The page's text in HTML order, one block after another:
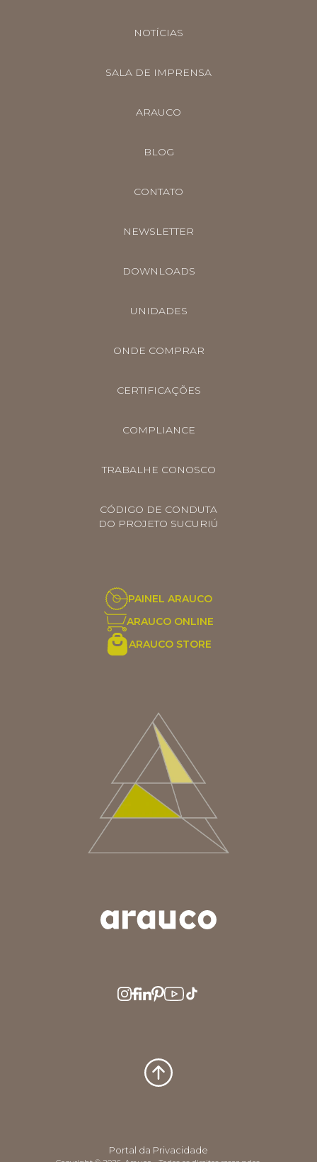
AUS/NZ
COLOMBIA
MÉXICO
CENTRO AMERICA
NOTÍCIAS
SALA DE IMPRENSA
ARAUCO
BLOG
CONTATO
NEWSLETTER
DOWNLOADS
UNIDADES
ONDE COMPRAR
CERTIFICAÇÕES
COMPLIANCE
TRABALHE CONOSCO
CÓDIGO DE CONDUTA
DO PROJETO SUCURIÚ
PAINEL ARAUCO
ARAUCO ONLINE
ARAUCO STORE
Portal da Privacidade